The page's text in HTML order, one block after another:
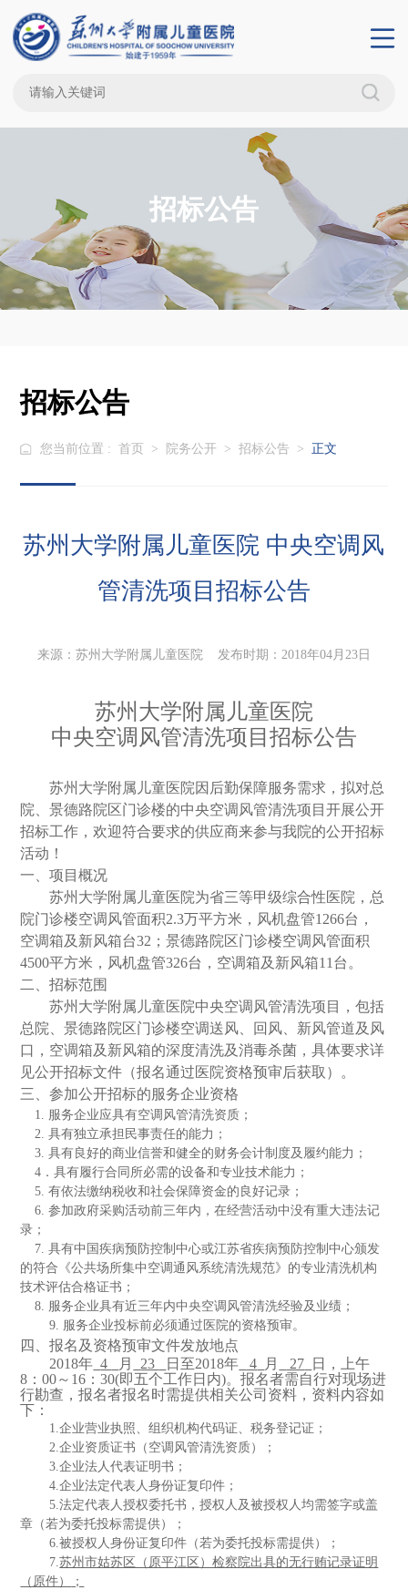
招标公告
招标公告
您当前位置 : 首页 > 院务公开 > 招标公告 > 正文
苏州大学附属儿童医院 中央空调风
管清洗项目招标公告
来源：苏州大学附属儿童医院 发布时期：2018年04月23日
苏州大学附属儿童医院
中央空调风管清洗项目招标公告
苏州大学附属儿童医院因 后勤保障服务需求 ，拟对总
院、景德路院区门诊楼的中央空调风管清洗项目开展公开
招标工作 ，欢迎符合要求的供应商来参与我院的公开招标
活动！
一、项目概况
苏州大学附属儿童医院为省三等甲级综合性医院， 总
院门诊楼空调风管面积2.3万平方米，风机盘管1266台，
空调箱及新风箱台32 ；景德路院区门诊楼空调风管面积
4500平方米， 风机盘管326台，空调箱及新风箱11台 。
二、招标范围
苏州大学附属儿童医院中央空调 风管清洗项目，包括
总院、景德路院区门诊楼空调送风、回风、新风管道及风
口，空调箱及新风箱的深度清洗及消毒杀菌 ，具体要求详
见公开招标文件（报名通过医院资格预审后获取）。
三、参加公开招标的服务企业资格
1. 服务企业应具有空调风管清洗资质；
2. 具有独立承担民事责任的能力；
3. 具有良好的商业信誉和健全的财务会计制度及履约能力；
4 ．具有履行合同所必需的设备和专业技术能力；
5. 有依法缴纳税收和社会保障资金的良好记录；
6. 参加政府采购活动前三年内，在经营活动中没有重大违法记
录；
7.具有中国疾病预防控制中心或江苏省疾病预防控制中心颁发
的符合《公共场所集中空调通风系统清洗规范》的专业清洗机构
技术评估合格证书 ；
8. 服务企业具有近三年内中央空调风管清洗经验及 业绩 ；
9. 服务企业投标前必须通过医院的资格预审。
四、报名及资格预审文件发放地点
2018年 4 月 23 日至2018年 4 月 27
日，上午
8：00～16 ：30(即五个工作日内)。报名者需自行对现场进
行勘查，报名者报名时需提供相关公司资料，资料内容如
下：
1.企业营业执照、组织机构代码证、税务登记证；
2.企业资质证书（空调 风管清洗资质）；
3.企业法人代表证明书；
4.企业法定代表人身份证复印件；
5.法定代表人授权委托书 ，授权人及被授权人均需签字或盖
章（若为委托投标需提供）
；
6.被授权人身份证复印件（若为委托投标需提供）；
7.苏州市姑苏区（原平江区）检察院出具的无行贿记录证明
（原件）
；